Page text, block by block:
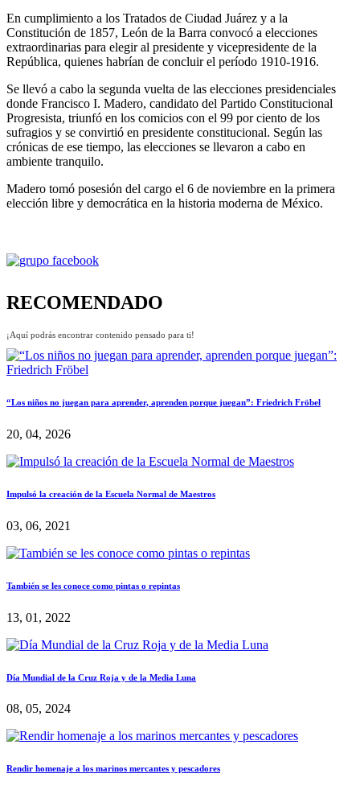
En cumplimiento a los Tratados de Ciudad Juárez y a la
Constitución de 1857, León de la Barra convocó a elecciones
extraordinarias para elegir al presidente y vicepresidente de la
República, quienes habrían de concluir el período 1910-1916.
Se llevó a cabo la segunda vuelta de las elecciones presidenciales
donde Francisco I. Madero, candidato del Partido Constitucional
Progresista, triunfó en los comicios con el 99 por ciento de los
sufragios y se convirtió en presidente constitucional. Según las
crónicas de ese tiempo, las elecciones se llevaron a cabo en
ambiente tranquilo.
Madero tomó posesión del cargo el 6 de noviembre en la primera
elección libre y democrática en la historia moderna de México.
RECOMENDADO
¡Aquí podrás encontrar contenido pensado para ti!
“Los niños no juegan para aprender, aprenden porque juegan”: Friedrich Fröbel
20, 04, 2026
Impulsó la creación de la Escuela Normal de Maestros
03, 06, 2021
También se les conoce como pintas o repintas
13, 01, 2022
Día Mundial de la Cruz Roja y de la Media Luna
08, 05, 2024
Rendir homenaje a los marinos mercantes y pescadores